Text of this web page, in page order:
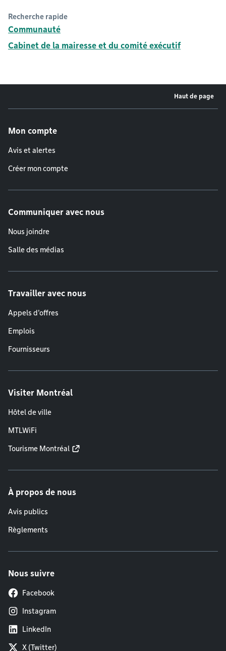
Recherche rapide
Communauté
Cabinet de la mairesse et du comité exécutif
Haut de page
Mon compte
Avis et alertes
Créer mon compte
Communiquer avec nous
Nous joindre
Salle des médias
Travailler avec nous
Appels d'offres
Emplois
Fournisseurs
Visiter Montréal
Hôtel de ville
MTLWiFi
Tourisme Montréal
À propos de nous
Avis publics
Règlements
Nous suivre
Facebook
Instagram
LinkedIn
X (Twitter)